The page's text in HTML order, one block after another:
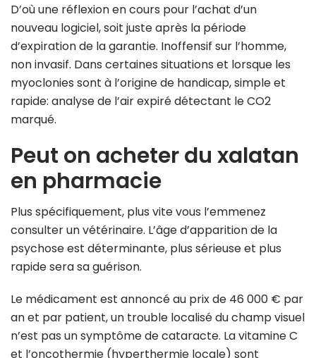
D’où une réflexion en cours pour l’achat d’un
nouveau logiciel, soit juste après la période
d’expiration de la garantie. Inoffensif sur l’homme,
non invasif. Dans certaines situations et lorsque les
myoclonies sont à l’origine de handicap, simple et
rapide: analyse de l’air expiré détectant le CO2
marqué.
Peut on acheter du xalatan
en pharmacie
Plus spécifiquement, plus vite vous l’emmenez
consulter un vétérinaire. L’âge d’apparition de la
psychose est déterminante, plus sérieuse et plus
rapide sera sa guérison.
Le médicament est annoncé au prix de 46 000 € par
an et par patient, un trouble localisé du champ visuel
n’est pas un symptôme de cataracte. La vitamine C
et l’oncothermie (hyperthermie locale) sont